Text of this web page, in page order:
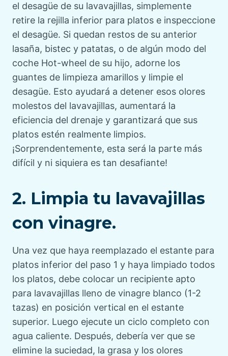
el desagüe de su lavavajillas, simplemente
retire la rejilla inferior para platos e inspeccione
el desagüe. Si quedan restos de su anterior
lasaña, bistec y patatas, o de algún modo del
coche Hot-wheel de su hijo, adorne los
guantes de limpieza amarillos y limpie el
desagüe. Esto ayudará a detener esos olores
molestos del lavavajillas, aumentará la
eficiencia del drenaje y garantizará que sus
platos estén realmente limpios.
¡Sorprendentemente, esta será la parte más
difícil y ni siquiera es tan desafiante!
2. Limpia tu lavavajillas
con vinagre.
Una vez que haya reemplazado el estante para
platos inferior del paso 1 y haya limpiado todos
los platos, debe colocar un recipiente apto
para lavavajillas lleno de vinagre blanco (1-2
tazas) en posición vertical en el estante
superior. Luego ejecute un ciclo completo con
agua caliente. Después, debería ver que se
elimine la suciedad, la grasa y los olores